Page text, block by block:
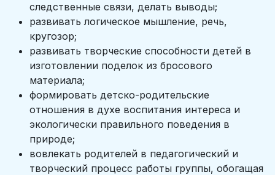
следственные связи, делать выводы;
развивать логическое мышление, речь,
кругозор;
развивать творческие способности детей в
изготовлении поделок из бросового
материала;
формировать детско-родительские
отношения в духе воспитания интереса и
экологически правильного поведения в
природе;
вовлекать родителей в педагогический и
творческий процесс работы группы, обогащая